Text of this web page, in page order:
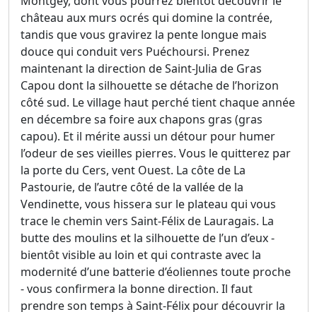
château aux murs ocrés qui domine la contrée,
tandis que vous gravirez la pente longue mais
douce qui conduit vers Puéchoursi. Prenez
maintenant la direction de Saint-Julia de Gras
Capou dont la silhouette se détache de l’horizon
côté sud. Le village haut perché tient chaque année
en décembre sa foire aux chapons gras (gras
capou). Et il mérite aussi un détour pour humer
l’odeur de ses vieilles pierres. Vous le quitterez par
la porte du Cers, vent Ouest. La côte de La
Pastourie, de l’autre côté de la vallée de la
Vendinette, vous hissera sur le plateau qui vous
trace le chemin vers Saint-Félix de Lauragais. La
butte des moulins et la silhouette de l’un d’eux -
bientôt visible au loin et qui contraste avec la
modernité d’une batterie d’éoliennes toute proche
- vous confirmera la bonne direction. Il faut
prendre son temps à Saint-Félix pour découvrir la